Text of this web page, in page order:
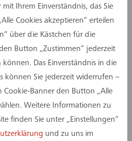
gesetzt. Die
sein und eine hohe
Zudem ist eine
an benachbarte
vorgesehen.
dem Leistungsbereich
Ihrem Einverständnis, das Sie
Cookies akzeptieren“ erteilen
über die Kästchen für die
Button „Zustimmen“ jederzeit
Das Einverständnis in die
können Sie jederzeit widerrufen –
Cookie-Banner den Button „Alle
Weitere Informationen zu
finden Sie unter „Einstellungen“
und zu uns im